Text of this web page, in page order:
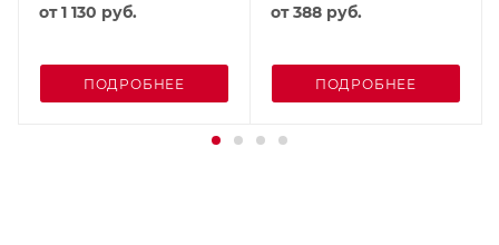
от1 130 руб.
ПОДРОБНЕЕ
от388 руб.
ПОДРОБНЕЕ